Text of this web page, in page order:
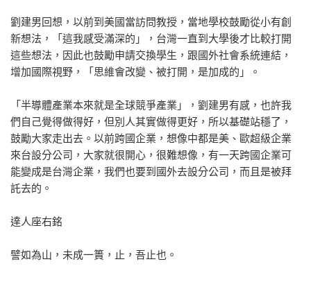
劉建男回想，以前到美國當訪問教授，當地學校鼓勵從小有創
新想法，「這我感受滿深的」，台灣一直到大學後才比較打開
這些想法，因此也鼓勵申請交換學生，跟國外社會系統連結，
增加國際視野，「思維會改變、被打開，是加成的」。
「半導體產業本來就是全球競爭產業」，劉建男有感，也許我
們自己覺得做得好，但別人其實做得更好，所以基礎站穩了，
鼓勵大家走出去。以前跨國企業，想像中都是美、歐超級企業
來台設分公司，大家就很開心，很難想像，有一天跨國企業可
能變成是台灣企業，我們也要到國外去設分公司，而且是被拜
託去的。
達人座右銘
譬如為山，未成一簣，止，吾止也。